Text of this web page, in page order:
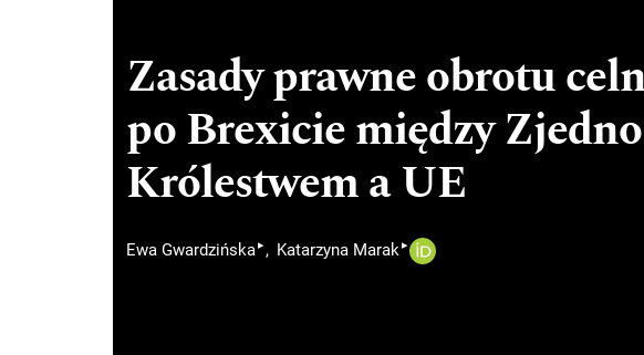
Zasady prawne obrotu
po Brexicie między
Królestwem a UE
Ewa Gwardzińska▸ Katarzyna Marak▸